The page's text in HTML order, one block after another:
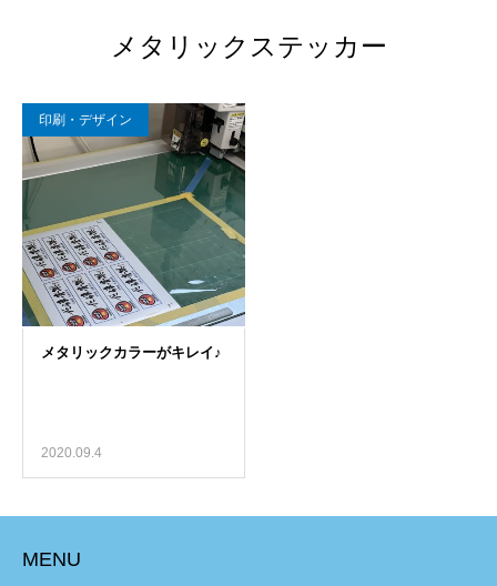
メタリックステッカー
印刷・デザイン
2020.09.4
MENU